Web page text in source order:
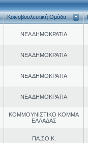
Κοινοβουλευτική Ομάδα
ΝΕΑ ΔΗΜΟΚΡΑΤΙΑ
ΝΕΑ ΔΗΜΟΚΡΑΤΙΑ
ΝΕΑ ΔΗΜΟΚΡΑΤΙΑ
ΝΕΑ ΔΗΜΟΚΡΑΤΙΑ
ΚΟΜΜΟΥΝΙΣΤΙΚΟ ΚΟΜΜΑ
ΕΛΛΑΔΑΣ
ΠΑ.ΣΟ.Κ.